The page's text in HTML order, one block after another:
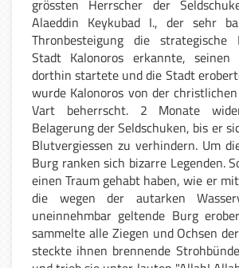
grössten Herrscher der
Alaeddin Keykubad I., der sehr
Thronbesteigung die strategische
Stadt Kalonoros erkannte, seinen
dorthin startete und die Stadt
wurde Kalonoros von der
Vart beherrscht. 2 Monate
Belagerung der Seldschuken, bis er
Blutvergiessen zu verhindern. Um
Burg ranken sich bizarre Legenden.
einen Traum gehabt haben, wie er
die wegen der autarken
uneinnehmbar geltende Burg
sammelte alle Ziegen und Ochsen
steckte ihnen brennende